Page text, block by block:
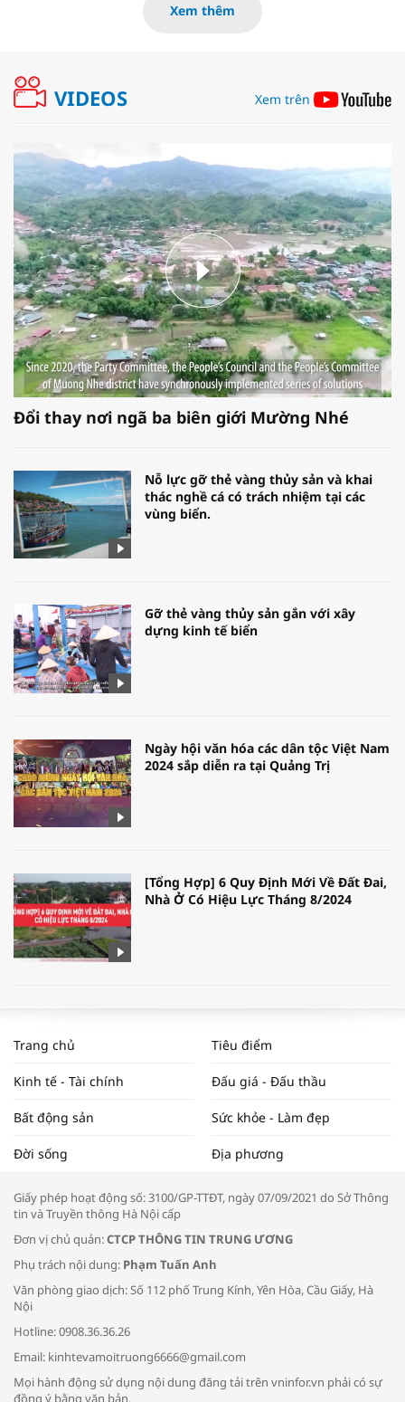
Xem thêm
VIDEOS Xem trên
Đổi thay nơi ngã ba biên giới Mường Nhé
Nỗ lực gỡ thẻ vàng thủy sản và khai
thác nghề cá có trách nhiệm tại các
vùng biển.
Gỡ thẻ vàng thủy sản gắn với xây
dựng kinh tế biển
Ngày hội văn hóa các dân tộc Việt Nam
2024 sắp diễn ra tại Quảng Trị
[Tổng Hợp] 6 Quy Định Mới Về Đất Đai,
Nhà Ở Có Hiệu Lực Tháng 8/2024
NAM NĂM 2024 VÀ NĂM 2025 | NHỊP
ĐẬP THỊ TRƯỜNG #62
Tọa đàm “Xúc tiến thương mại: Khơi
Bác sĩ tư vấn cách phòng tránh bệnh
đường hô hấp trong thời tiết giao mùa
Trang chủ Tiêu điểm
Kinh tế - Tài chính Đấu giá - Đấu thầu
Bất động sản Sức khỏe - Làm đẹp
Đời sống Địa phương
Giấy phép hoạt động số: 3100/GP-TTĐT, ngày 07/09/2021 do Sở Thông
tin và Truyền thông Hà Nội cấp
Đơn vị chủ quản:CTCP THÔNG TIN TRUNG ƯƠNG
Phụ trách nội dung: Phạm Tuấn Anh
Văn phòng giao dịch: Số 112 phố Trung Kính, Yên Hòa, Cầu Giấy, Hà
Nội
Hotline: 0908.36.36.26
Email: kinhtevamoitruong6666@gmail.com
Mọi hành động sử dụng nội dung đăng tải trên vninfor.vn phải có sự
đồng ý bằng văn bản.